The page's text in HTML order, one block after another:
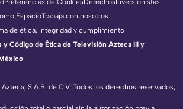
S.A.B. de C.V. Todos los derechos reservados,
Preferencias de CookiesDerechosInversionistas
EspacioTrabaja con nosotros
de ética, integridad y cumplimiento
Código de Ética de Televisión Azteca III y